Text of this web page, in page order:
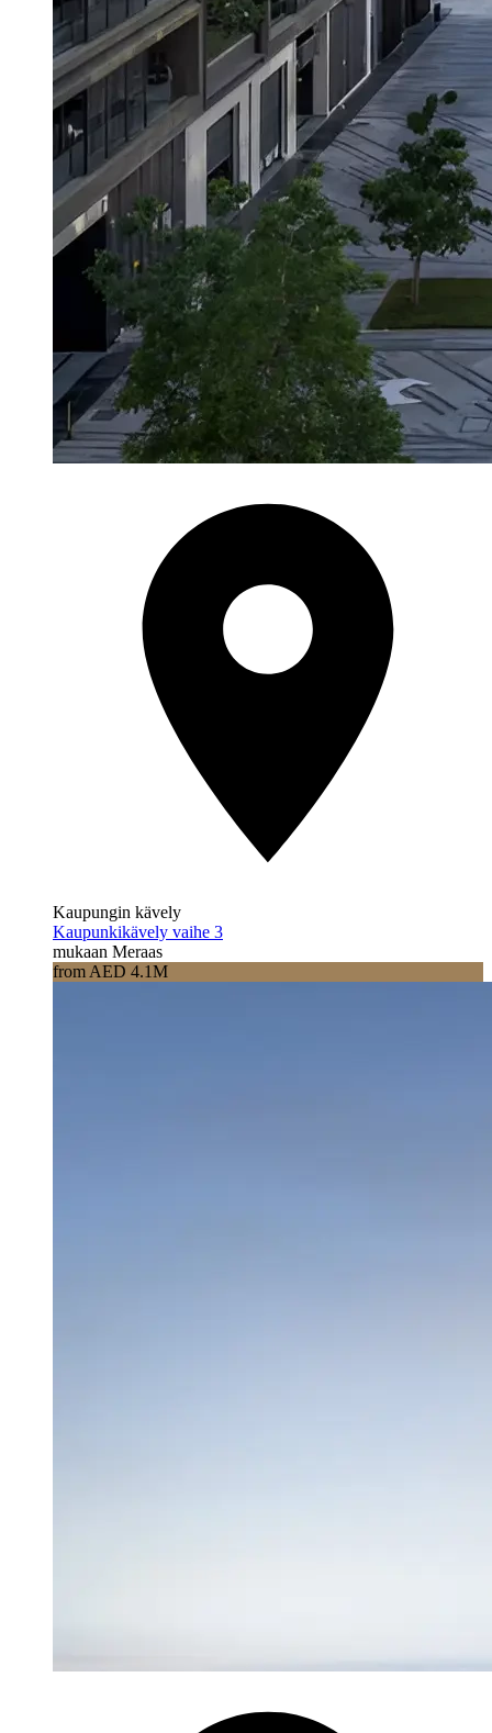
Kaupungin kävely
Kaupunkikävely vaihe 3
mukaan Meraas
from AED 4.1M